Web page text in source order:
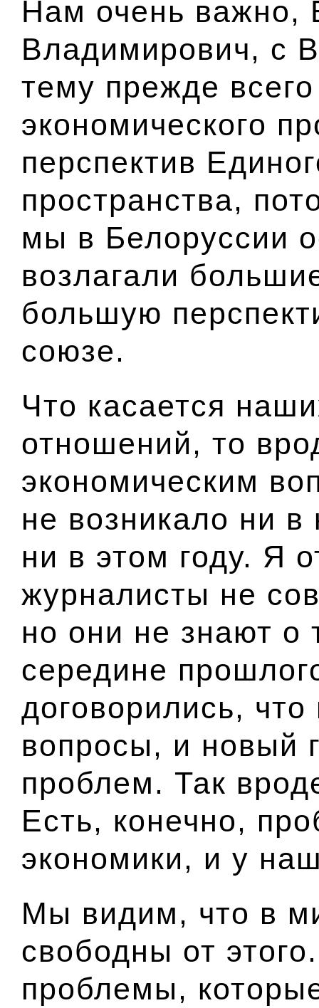
Нам очень важно,
Владимирович, с
тему прежде
экономического
перспектив
пространства,
мы в Белоруссии
возлагали
большую
союзе.
Что касается
отношений, то
экономическим
не возникало ни в
ни в этом году. Я
журналисты не
но они не знают
середине
договорились,
вопросы, и новый
проблем. Так
Есть, конечно,
экономики, и у
Мы видим, что в
свободны от
проблемы,